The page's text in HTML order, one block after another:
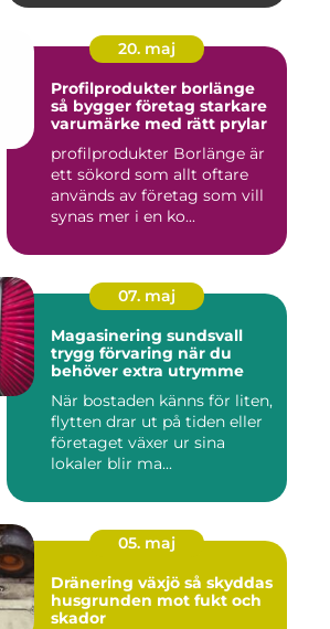
20. maj
Profilprodukter borlänge
så bygger företag starkare
varumärke med rätt prylar
profilprodukter Borlänge är
ett sökord som allt oftare
används av företag som vill
synas mer i en ko...
07. maj
Magasinering sundsvall
trygg förvaring när du
behöver extra utrymme
När bostaden känns för liten,
flytten drar ut på tiden eller
företaget växer ur sina
lokaler blir ma...
05. maj
Dränering växjö så skyddas
husgrunden mot fukt och
skador